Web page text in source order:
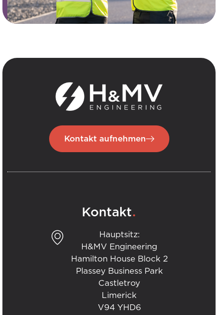
Kontakt aufnehmen
Kontakt.
Hauptsitz:
H&MV Engineering
Hamilton House Block 2
Plassey Business Park
Castletroy
Limerick
V94 YHD6